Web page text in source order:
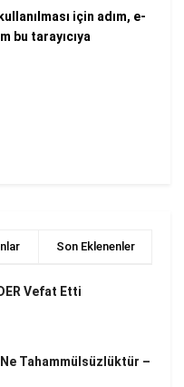
için adım, e-
bu tarayıcıya
Son Eklenenler
Vefat Etti
Ne Tahammülsüzlüktür –